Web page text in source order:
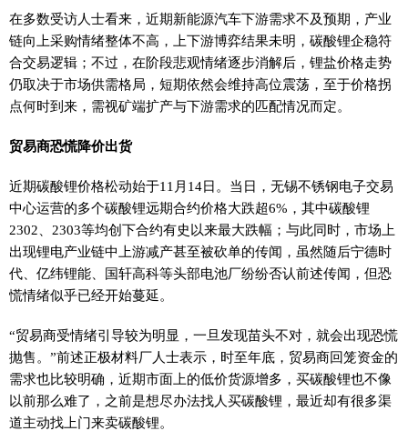
在多数受访人士看来，近期新能源汽车下游需求不及预期，产业
链向上采购情绪整体不高，上下游博弈结果未明，碳酸锂企稳符
合交易逻辑；不过，在阶段悲观情绪逐步消解后，锂盐价格走势
仍取决于市场供需格局，短期依然会维持高位震荡，至于价格拐
点何时到来，需视矿端扩产与下游需求的匹配情况而定。
贸易商恐慌降价出货
近期碳酸锂价格松动始于11月14日。当日，无锡不锈钢电子交易
中心运营的多个碳酸锂远期合约价格大跌超6%，其中碳酸锂
2302、2303等均创下合约有史以来最大跌幅；与此同时，市场上
出现锂电产业链中上游减产甚至被砍单的传闻，虽然随后宁德时
代、亿纬锂能、国轩高科等头部电池厂纷纷否认前述传闻，但恐
慌情绪似乎已经开始蔓延。
“贸易商受情绪引导较为明显，一旦发现苗头不对，就会出现恐慌
抛售。”前述正极材料厂人士表示，时至年底，贸易商回笼资金的
需求也比较明确，近期市面上的低价货源增多，买碳酸锂也不像
以前那么难了，之前是想尽办法找人买碳酸锂，最近却有很多渠
道主动找上门来卖碳酸锂。